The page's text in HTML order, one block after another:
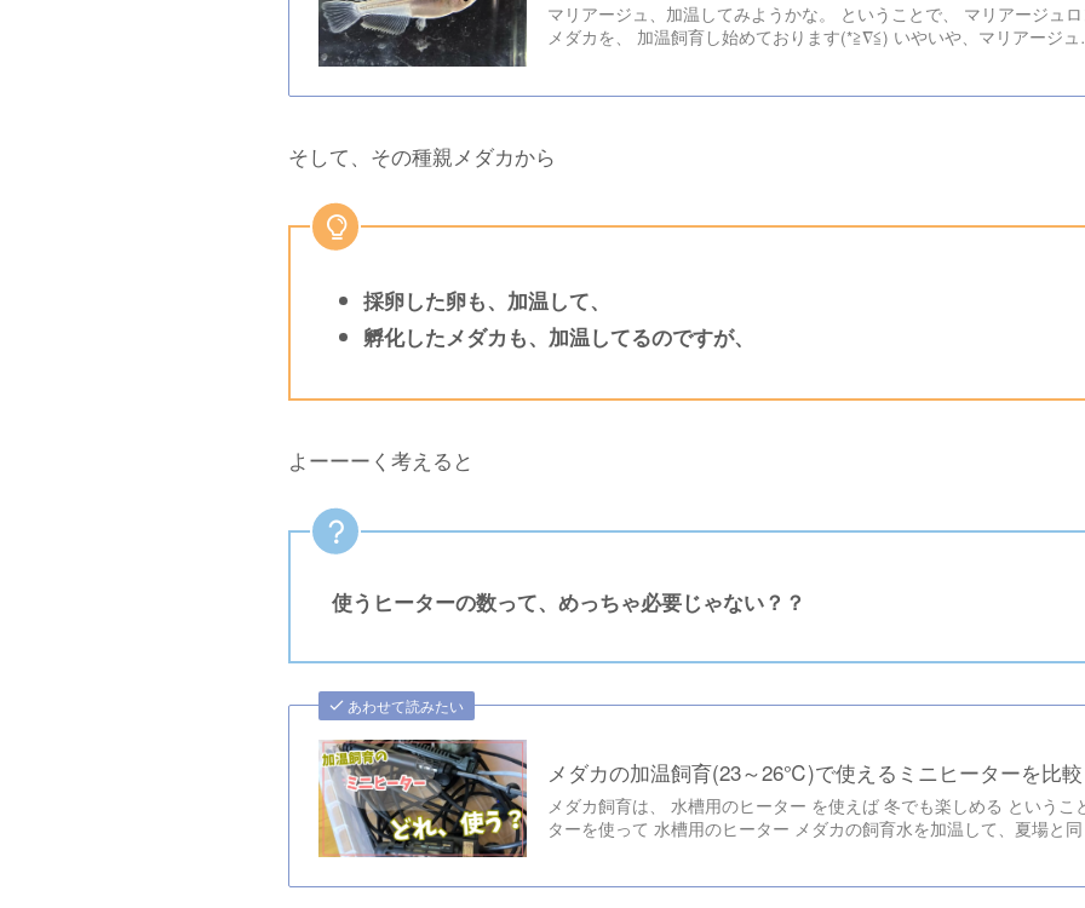
マリアージュ、加温してみようかな。 ということで、 マリアージュ
メダカを、 加温飼育し始めております(*≧︎∇︎≦︎) いやいや、マリアージ
そして、その種親メダカから
採卵した卵も、加温して、
孵化したメダカも、加温してるのですが、
よーーーく考えると
使うヒーターの数って、めっちゃ必要じゃない？？
あわせて読みたい
メダカの加温飼育(23～26℃)で使えるミニヒーターを比
メダカ飼育は、 水槽用のヒーター を使えば 冬でも楽しめる という
ターを使って 水槽用のヒーター メダカの飼育水を加温して、夏場と